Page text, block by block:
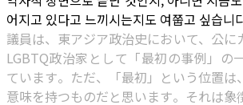
어지고 있다고 느끼시는지도 여쭙고 싶습니
議員は、東アジア政治史において、公に
LGBTQ政治家として「最初の事例」の
ています。ただ、「最初」という位置は
意味を持つものだと思います。それは象